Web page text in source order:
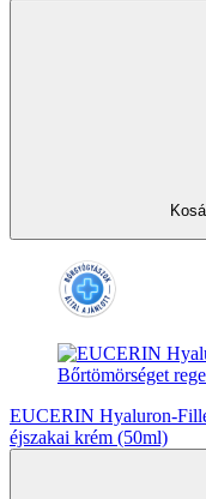
EUCERIN Hyaluron-
éjszakai krém (50ml)